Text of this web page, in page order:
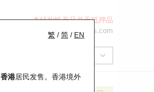
本结构性产品并无抵押品
ol-hkwarrants@ubs.com
繁 / 简 / EN
香港居民发售。香港境外